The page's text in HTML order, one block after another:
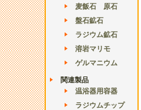
麦飯石 原石
盤石鉱石
ラジウム鉱石
溶岩マリモ
ゲルマニウム
関連製品
温浴器用容器
ラジウムチップ